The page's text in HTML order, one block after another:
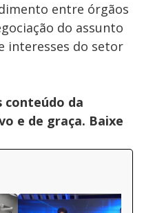
entre órgãos
do assunto
interesses do setor
conteúdo da
e de graça. Baixe